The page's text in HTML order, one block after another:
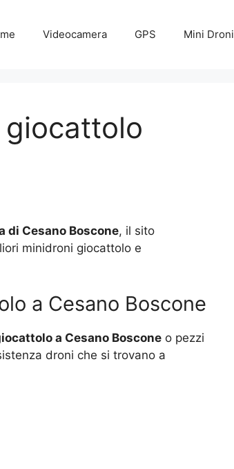
Videocamera GPS Mini Droni
di Cesano Boscone, il sito
minidroni giocattolo e
a Cesano Boscone
a Cesano Boscone o pezzi
droni che si trovano a